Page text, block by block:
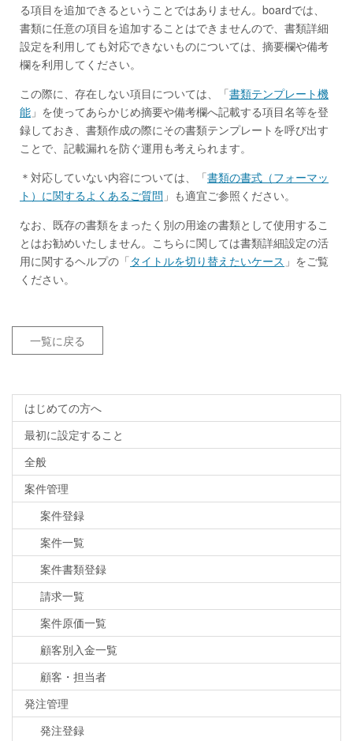
る項目を追加できるということではありません。boardでは、
書類に任意の項目を追加することはできませんので、書類詳細
設定を利用しても対応できないものについては、摘要欄や備考
欄を利用してください。
この際に、存在しない項目については、「書類テンプレート機
能 」を使ってあらかじめ摘要や備考欄へ記載する項目名等を登
録しておき、書類作成の際にその書類テンプレートを呼び出す
ことで、記載漏れを防ぐ運用も考えられます。
＊対応していない内容については、「書類の書式（フォーマッ
ト）に関するよくあるご質問 」も適宜ご参照ください。
なお、既存の書類をまったく別の用途の書類として使用するこ
とはお勧めいたしません。こちらに関しては書類詳細設定の活
用に関するヘルプの「タイトルを切り替えたいケース 」をご覧
ください。
一覧に戻る
はじめての方へ
最初に設定すること
全般
案件管理
案件登録
案件一覧
案件書類登録
請求一覧
案件原価一覧
顧客別入金一覧
顧客・担当者
発注管理
発注登録